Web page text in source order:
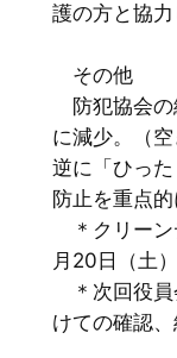
護の方と協
その他
防犯協会の
に減少。（
逆に「ひっ
防止を重点
＊クリーン
月20日（土
＊次回役員
けての確認